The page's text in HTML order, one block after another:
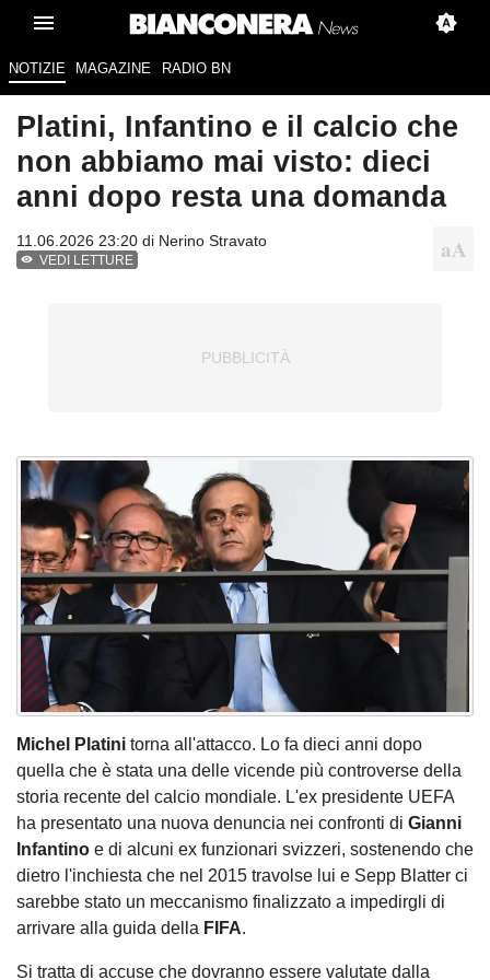
NOTIZIE MAGAZINE RADIO BN
Platini, Infantino e il calcio che
non abbiamo mai visto: dieci
anni dopo resta una domanda
11.06.2026 23:20 di Nerino Stravato
VEDI LETTURE
Michel Platini torna all'attacco. Lo fa dieci anni dopo
quella che è stata una delle vicende più controverse della
storia recente del calcio mondiale. L'ex presidente UEFA
ha presentato una nuova denuncia nei confronti di Gianni
Infantino e di alcuni ex funzionari svizzeri, sostenendo che
dietro l'inchiesta che nel 2015 travolse lui e Sepp Blatter ci
sarebbe stato un meccanismo finalizzato a impedirgli di
arrivare alla guida della FIFA.
Si tratta di accuse che dovranno essere valutate dalla